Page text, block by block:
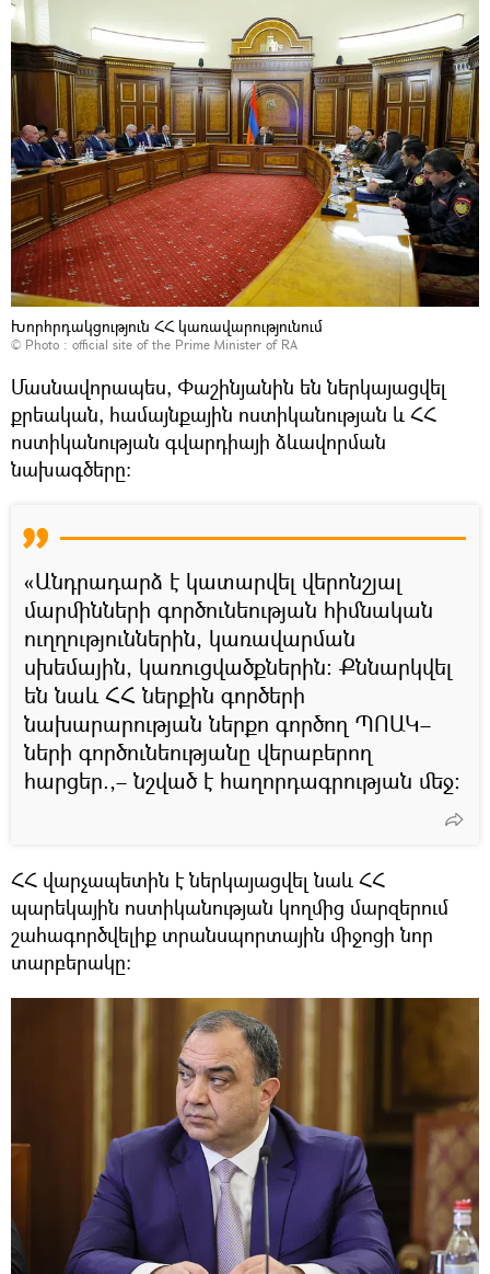
Խորհրդակցություն ՀՀ կառավարությունում
© Photo : official site of the Prime Minister of RA
Մասնավորապես, Փաշինյանին են ներկայացվել
քրեական, համայնքային ոստիկանության և ՀՀ
ոստիկանության գվարդիայի ձևավորման
նախագծերը:
«Անդրադարձ է կատարվել վերոնշյալ
մարմինների գործունեության հիմնական
ուղղություններին, կառավարման
սխեմային, կառուցվածքներին: Քննարկվել
են նաև ՀՀ ներքին գործերի
նախարարության ներքո գործող ՊՈԱԿ–
ների գործունեությանը վերաբերող
հարցեր.,– նշված է հաղորդագրության մեջ:
ՀՀ վարչապետին է ներկայացվել նաև ՀՀ
պարեկային ոստիկանության կողմից մարզերում
շահագործվելիք տրանսպորտային միջոցի նոր
տարբերակը: